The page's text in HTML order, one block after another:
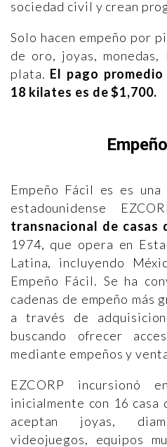
sociedad civil y crean
Solo hacen empeño por
de oro, joyas, monedas,
plata. El pago
18 kilates es de $1,700.
Empeño Fácil es es
estadounidense
transnacional de casas
1974, que opera en
Latina, incluyendo
Empeño Fácil. Se ha
cadenas de empeño más
a través de
buscando ofrecer
mediante empeños y
EZCORP incursionó
inicialmente con 16 casa
aceptan joyas,
videojuegos, equipos